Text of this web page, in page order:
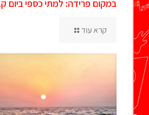
במקום פרידה: למתי כספי ביום
קרא עוד